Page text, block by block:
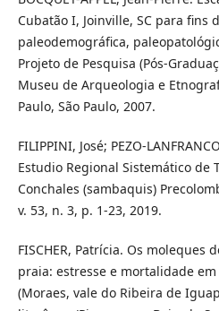
Cubatão I, Joinville, SC para fins
paleodemográfica,
Projeto de Pesquisa (Pós-
Museu de Arqueologia e
Paulo, São Paulo, 2007.
FILIPPINI, José; PEZO-
Estudio Regional Sistemático de
Conchales (sambaquis)
v. 53, n. 3, p. 1-23, 2019.
FISCHER, Patrícia. Os moleques
praia: estresse e mortalidade
(Moraes, vale do Ribeira de